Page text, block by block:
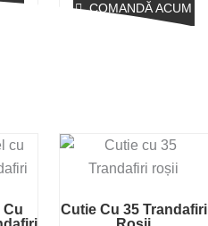
COMANDĂ ACUM
Cu
Cutie Cu 35 Trandafiri